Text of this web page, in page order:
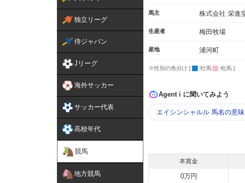
独立リーグ
侍ジャパン
Jリーグ
海外サッカー
サッカー代表
高校年代
競馬
地方競馬
馬主 株式会社 栄進
生産者 梅田牧場
産地 浦河町
※性別の色分け [ :牡馬 :牝馬 ]
Agent i に聞いてみよう
エイシンシャルル 馬名の意味
本賞金
0万円